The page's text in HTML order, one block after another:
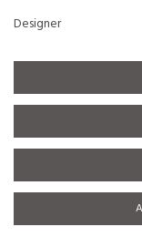
Designer